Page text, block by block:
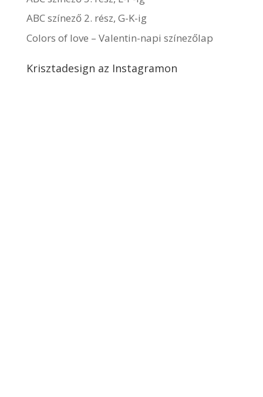
ABC színező 2. rész, G-K-ig
Colors of love – Valentin-napi színezőlap
Krisztadesign az Instagramon